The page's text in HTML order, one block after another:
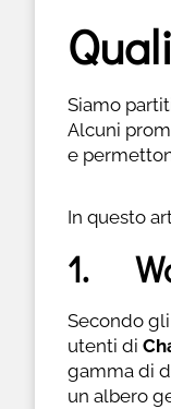
Siamo
Alcuni
e
In questo
1.
Secondo
utenti di
gamma di
un albero